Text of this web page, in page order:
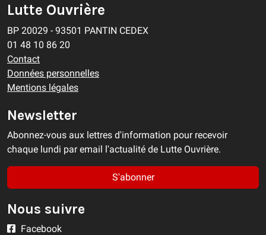
Lutte Ouvrière
BP 20029 - 93501 PANTIN CEDEX
01 48 10 86 20
Contact
Données personnelles
Mentions légales
Newsletter
Abonnez-vous aux lettres d'information pour recevoir
chaque lundi par email l'actualité de Lutte Ouvrière.
S'abonner
Nous suivre
Facebook